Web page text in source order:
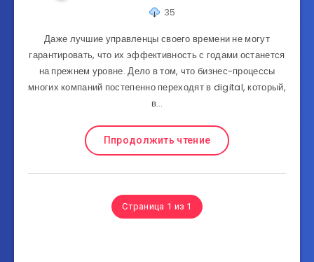
35
Даже лучшие управленцы своего времени не могут
гарантировать, что их эффективность с годами останется
на прежнем уровне. Дело в том, что бизнес-процессы
многих компаний постепенно переходят в digital, который,
в…
Ппродолжить чтение
Страница 1 из 1